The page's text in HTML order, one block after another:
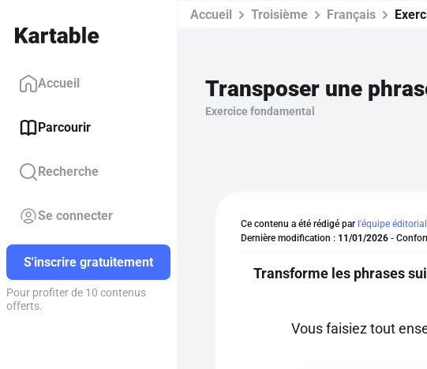
Accueil
Parcourir
Recherche
Se connecter
S'inscrire gratuitement
Pour profiter de 10 contenus
offerts.
Accueil Troisième Français
Exercice fondamental
Ce contenu a été rédigé par l'équipe
Dernière modification : 11/01/2026 -
Transforme les phrases
Vous faisiez tout